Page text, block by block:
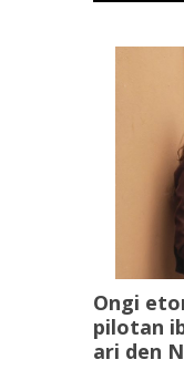
Ongi
pilotan
ari den